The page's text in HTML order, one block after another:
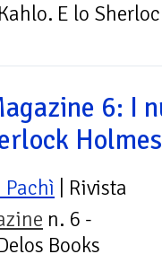
E lo
6: I
Holmes
| Rivista
n. 6 -
Books